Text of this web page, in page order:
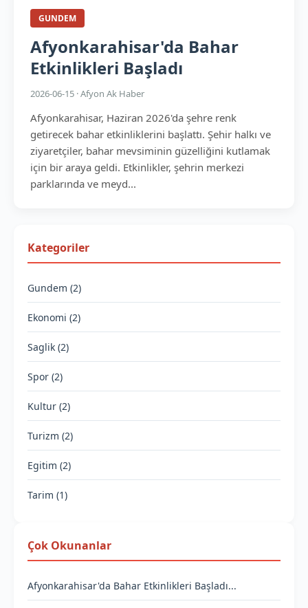
GUNDEM
Afyonkarahisar'da Bahar
Etkinlikleri Başladı
2026-06-15 · Afyon Ak Haber
Afyonkarahisar, Haziran 2026'da şehre renk
getirecek bahar etkinliklerini başlattı. Şehir halkı ve
ziyaretçiler, bahar mevsiminin güzelliğini kutlamak
için bir araya geldi. Etkinlikler, şehrin merkezi
parklarında ve meyd...
Kategoriler
Gundem (2)
Ekonomi (2)
Saglik (2)
Spor (2)
Kultur (2)
Turizm (2)
Egitim (2)
Tarim (1)
Çok Okunanlar
Afyonkarahisar'da Bahar Etkinlikleri Başladı...